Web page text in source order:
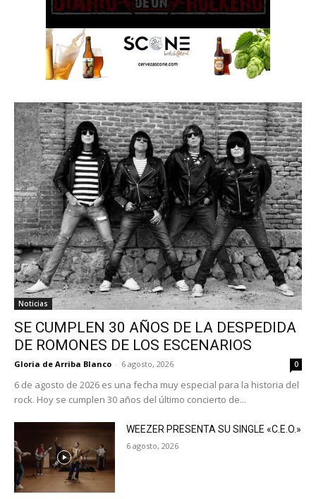
Noticias
SE CUMPLEN 30 AÑOS DE LA DESPEDIDA
DE ROMONES DE LOS ESCENARIOS
Gloria de Arriba Blanco - 6 agosto, 2026 0
6 de agosto de 2026 es una fecha muy especial para la historia del
rock. Hoy se cumplen 30 años del último concierto de...
WEEZER PRESENTA SU SINGLE «C.E.O.»
6 agosto, 2026